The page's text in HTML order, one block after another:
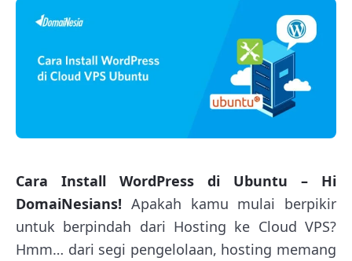
Cara Install WordPress di Ubuntu – Hi
DomaiNesians! Apakah kamu mulai berpikir
untuk berpindah dari Hosting ke Cloud VPS?
Hmm… dari segi pengelolaan, hosting memang